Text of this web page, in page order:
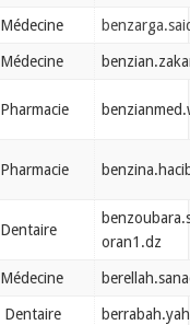
Médecine
Médecine
Pharmacie
Pharmacie
Dentaire
oran1.dz
Médecine
Dentaire